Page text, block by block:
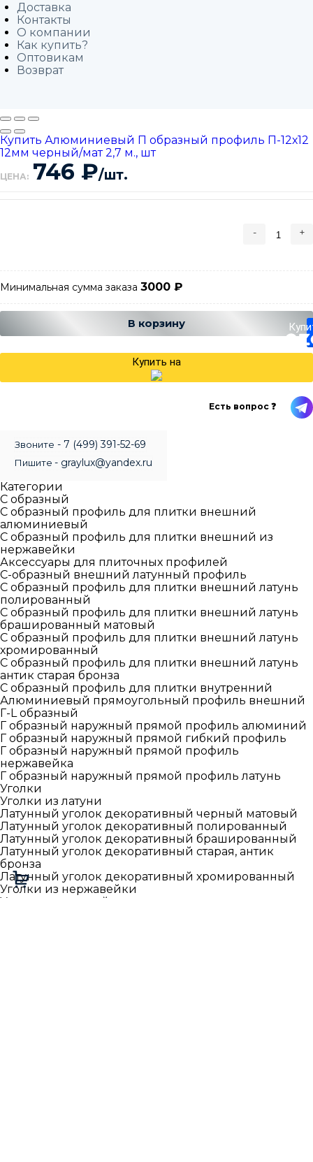
Доставка
Контакты
О компании
Как купить?
Оптовикам
Возврат
Купить Алюминиевый П образный профиль П-12х12
12мм черный/мат 2,7 м., шт
ЦЕНА: 746 ₽/шт.
- +
Минимальная сумма заказа 3000 ₽
В корзину
Купить на
Есть вопрос ❓
Звоните - 7 (499) 391-52-69
Пишите - graylux@yandex.ru
Категории
С образный
С образный профиль для плитки внешний
алюминиевый
С образный профиль для плитки внешний из
нержавейки
Аксессуары для плиточных профилей
С-образный внешний латунный профиль
С образный профиль для плитки внешний латунь
полированный
С образный профиль для плитки внешний латунь
брашированный матовый
С образный профиль для плитки внешний латунь
хромированный
С образный профиль для плитки внешний латунь
антик старая бронза
С образный профиль для плитки внутренний
Алюминиевый прямоугольный профиль внешний
Г-L образный
Г образный наружный прямой профиль алюминий
Г образный наружный прямой гибкий профиль
Г образный наружный прямой профиль
нержавейка
Г образный наружный прямой профиль латунь
Уголки
Уголки из латуни
Латунный уголок декоративный черный матовый
Латунный уголок декоративный полированный
Латунный уголок декоративный брашированный
Латунный уголок декоративный старая, антик
бронза
Латунный уголок декоративный хромированный
Уголки из нержавейки
Уголки алюминий